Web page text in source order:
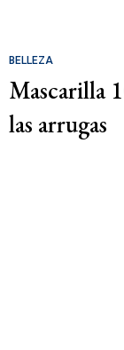
BELLEZA
Mascarilla
las arrugas